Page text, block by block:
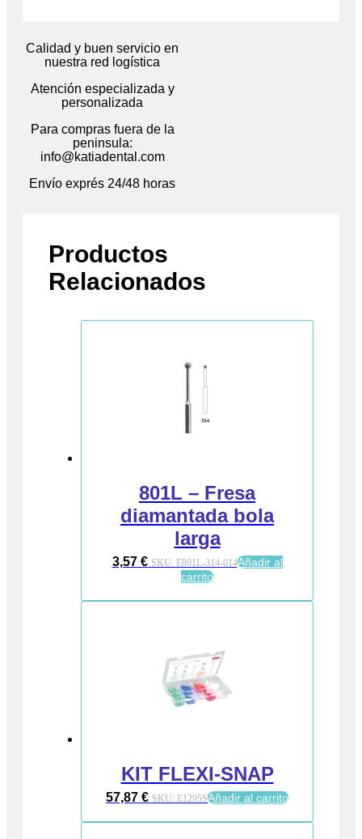
Calidad y buen servicio en
nuestra red logística
Atención especializada y
personalizada
Para compras fuera de la
peninsula:
info@katiadental.com
Envío exprés 24/48 horas
Productos
Relacionados
801L – Fresa
diamantada bola
larga
3,57 € SKU: E801L-314-014Añadir al
carrito
KIT FLEXI-SNAP
57,87 € SKU: E1295SAñadir al carrito